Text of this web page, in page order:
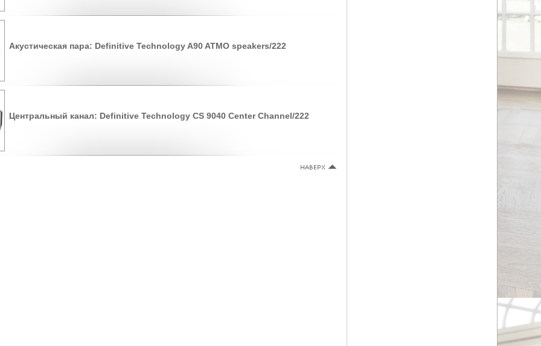
Акустическая пара: Definitive Technology A90 ATMO speakers/222
Центральный канал: Definitive Technology CS 9040 Center Channel/222